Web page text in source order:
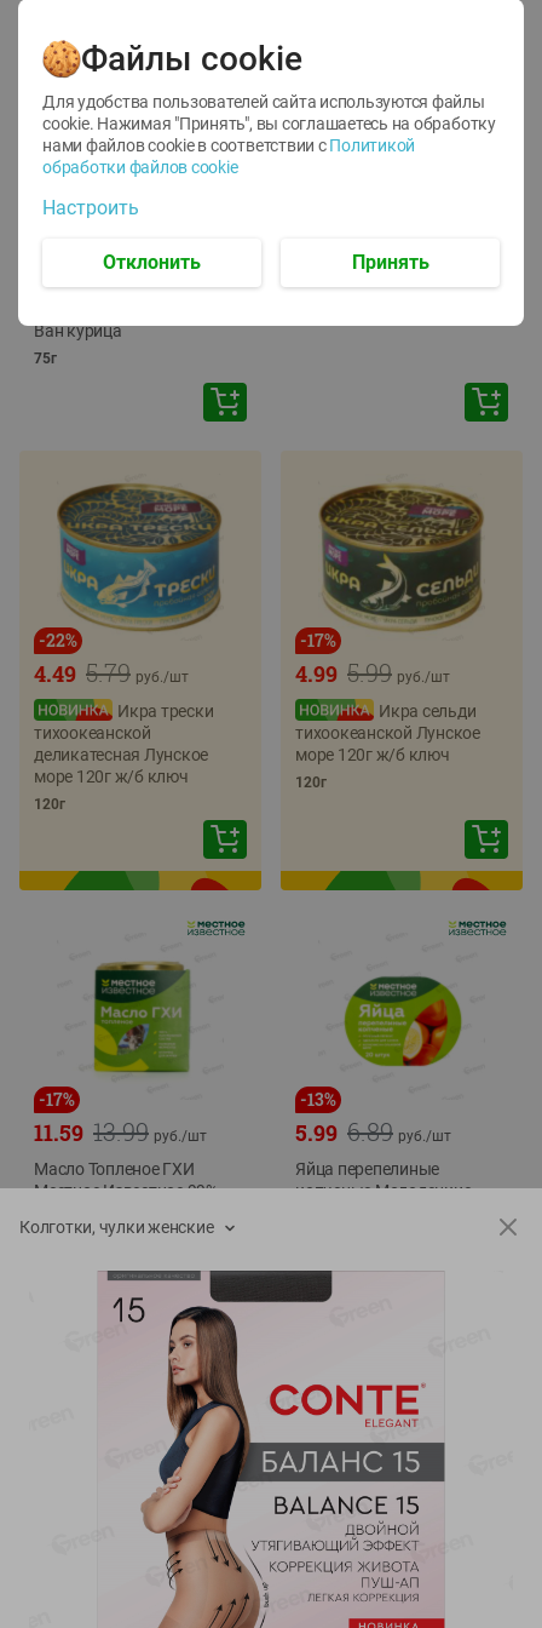
12
1.05 руб./
руб./шт
Корм влаж. для кош. с
Ван курица
75г
ТОФУ Vegetus ТВЕРДЫЙ
-22%
5.79
4.49 руб./шт
Икра трески
тихоокеанской
деликатесная Лунское
море 120г ж/б ключ
120г
-17%
5.99
4.99 руб./шт
Икра сельди
тихоокеанской Лунское
море 120г ж/б ключ
120г
-17%
13.99
11.59 руб./шт
Масло Топленое ГХИ
Местное Известное 99%
-13%
6.89
5.99 руб./шт
Яйца перепелиные
копченые Молодецкие
Показано 1-14 из 79
Показать 15-28 из 79
Специально для вас
Колготки, чулки женские
Файлы cookie
Для удобства пользователей сайта используются файлы
cookie. Нажимая "Принять", вы соглашаетесь на обработку
нами файлов cookie в соответствии с Политикой
обработки файлов cookie
Настроить
Отклонить Принять